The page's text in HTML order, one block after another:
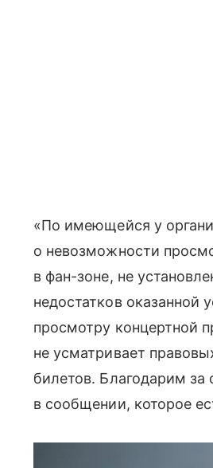
«По имеющейся у
о невозможности
в фан-зоне, не
недостатков оказанной
просмотру концертной
не усматривает
билетов. Благодарим
в сообщении, которое